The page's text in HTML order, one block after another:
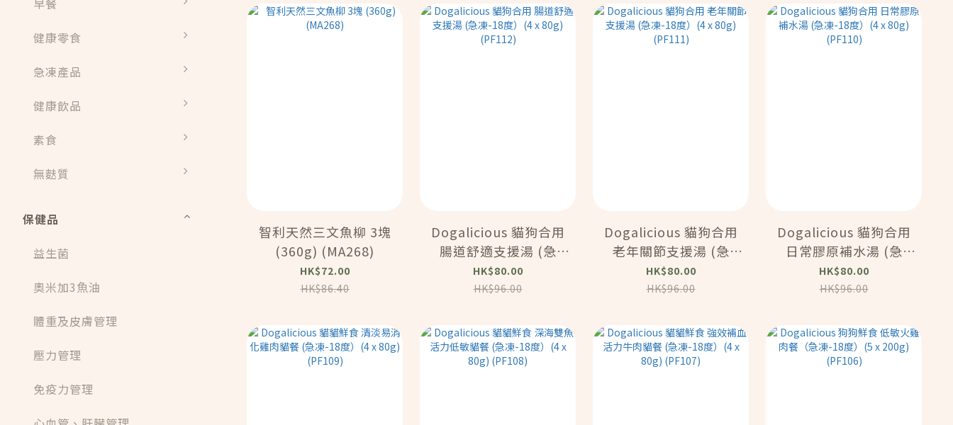
早餐
健康零食
急凍產品
健康飲品
素食
無麩質
保健品
益生菌
奧米加3魚油
體重及皮膚管理
壓力管理
免疫力管理
智利天然三文魚柳 3塊
(360g) (MA268)
HK$72.00
HK$86.40
Dogalicious 貓狗合用
腸道舒適支援湯 (急
凍-18度）(4 x 80g)
(PF112)
HK$80.00
HK$96.00
Dogalicious 貓狗合用
老年關節支援湯 (急
凍-18度）(4 x 80g)
(PF111)
HK$80.00
HK$96.00
Dogalicious 貓狗合用
日常膠原補水湯 (急
凍-18度）(4 x 80g)
(PF110)
HK$80.00
HK$96.00